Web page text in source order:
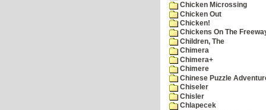
Chicken Microssing
Chicken Out
Chicken!
Chickens On The
Children, The
Chimera
Chimera+
Chimere
Chinese Puzzle
Chiseler
Chisler
Chlapecek